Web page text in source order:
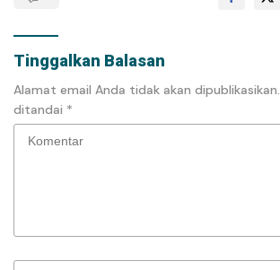
Tinggalkan Balasan
Alamat email Anda tidak akan dipublikasikan.
ditandai *